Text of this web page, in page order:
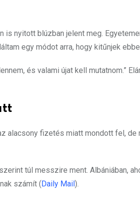
is nyitott blúzban jelent meg.
egy módot arra, hogy kitűnjek
és valami újat kell mutatnom.”
alacsony fizetés miatt mondott fel,
túl messzire ment. Albániában,
számít ( Daily Mail ).